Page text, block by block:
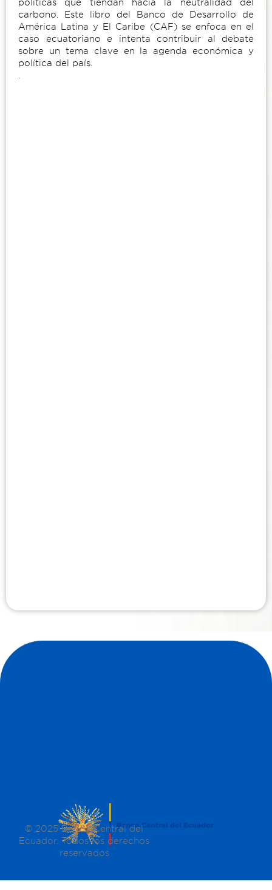
carbono. Este libro del Banco de Desarrollo de
América Latina y El Caribe (CAF) se enfoca en el
caso ecuatoriano e intenta contribuir al debate
sobre un tema clave en la agenda económica y
política del país.
.
© 2025 Banco Central del
Ecuador. Todos los derechos
reservados